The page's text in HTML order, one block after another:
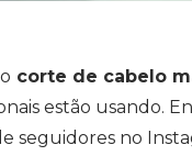
corte de cabelo
estão usando.
seguidores no